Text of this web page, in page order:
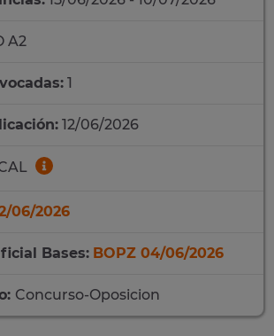
A2
1
12/06/2026
06/2026
Bases: BOPZ 04/06/2026
Concurso-Oposicion